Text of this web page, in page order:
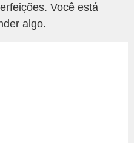
Você está
algo.